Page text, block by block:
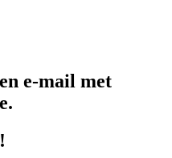
e-mail met